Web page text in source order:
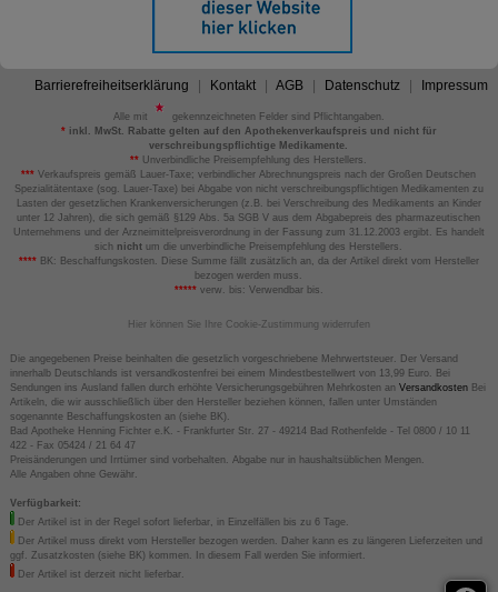
Barrierefreiheitserklärung Kontakt AGB Datenschutz Impressum
Alle mit
gekennzeichneten Felder sind Pflichtangaben.
*inkl. MwSt. Rabatte gelten auf den Apothekenverkaufspreis und nicht für
verschreibungspflichtige Medikamente.
** Unverbindliche Preisempfehlung des Herstellers.
*** Verkaufspreis gemäß Lauer-Taxe; verbindlicher Abrechnungspreis nach der Großen Deutschen
Spezialitätentaxe (sog. Lauer-Taxe) bei Abgabe von nicht verschreibungspflichtigen Medikamenten zu
Lasten der gesetzlichen Krankenversicherungen (z.B. bei Verschreibung des Medikaments an Kinder
unter 12 Jahren), die sich gemäß §129 Abs. 5a SGB V aus dem Abgabepreis des pharmazeutischen
Unternehmens und der Arzneimittelpreisverordnung in der Fassung zum 31.12.2003 ergibt. Es handelt
sich nicht um die unverbindliche Preisempfehlung des Herstellers.
****BK: Beschaffungskosten. Diese Summe fällt zusätzlich an, da der Artikel direkt vom Hersteller
bezogen werden muss.
*****verw. bis: Verwendbar bis.
Hier können Sie Ihre Cookie-Zustimmung widerrufen
Die angegebenen Preise beinhalten die gesetzlich vorgeschriebene Mehrwertsteuer. Der Versand
innerhalb Deutschlands ist versandkostenfrei bei einem Mindestbestellwert von 13,99 Euro. Bei
Sendungen ins Ausland fallen durch erhöhte Versicherungsgebühren Mehrkosten an VersandkostenBei
Artikeln, die wir ausschließlich über den Hersteller beziehen können, fallen unter Umständen
sogenannte Beschaffungskosten an (siehe BK).
Bad Apotheke Henning Fichter e.K. - Frankfurter Str. 27 - 49214 Bad Rothenfelde - Tel 0800 / 10 11
422 - Fax 05424 / 21 64 47
Preisänderungen und Irrtümer sind vorbehalten. Abgabe nur in haushaltsüblichen Mengen.
Alle Angaben ohne Gewähr.
Verfügbarkeit:
Der Artikel ist in der Regel sofort lieferbar, in Einzelfällen bis zu 6 Tage.
Der Artikel muss direkt vom Hersteller bezogen werden. Daher kann es zu längeren Lieferzeiten und
ggf. Zusatzkosten (siehe BK) kommen. In diesem Fall werden Sie informiert.
Der Artikel ist derzeit nicht lieferbar.